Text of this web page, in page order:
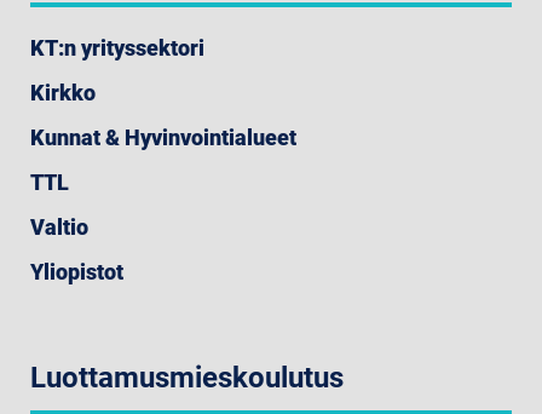
KT:n yrityssektori
Kirkko
Kunnat & Hyvinvointialueet
TTL
Valtio
Yliopistot
Luottamusmieskoulutus